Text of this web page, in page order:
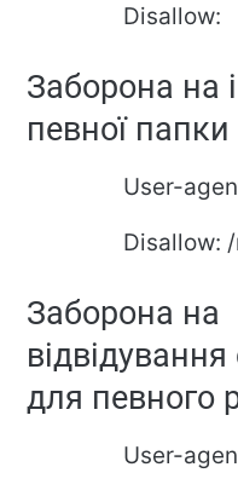
Disallow:
Заборона на
певної папки
User-
Disallow:
Заборона на
відвідування
для певного
User-